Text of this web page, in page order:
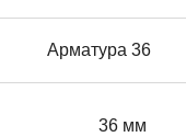
Арматура 36
36 мм